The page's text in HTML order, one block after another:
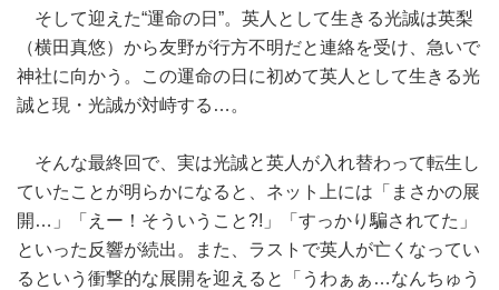
そして迎えた“運命の日”。英人として生きる光誠は英梨
（横田真悠）から友野が行方不明だと連絡を受け、急いで
神社に向かう。この運命の日に初めて英人として生きる光
誠と現・光誠が対峙する…。
そんな最終回で、実は光誠と英人が入れ替わって転生し
ていたことが明らかになると、ネット上には「まさかの展
開…」「えー！そういうこと?!」「すっかり騙されてた」
といった反響が続出。また、ラストで英人が亡くなってい
るという衝撃的な展開を迎えると「うわぁぁ…なんちゅう